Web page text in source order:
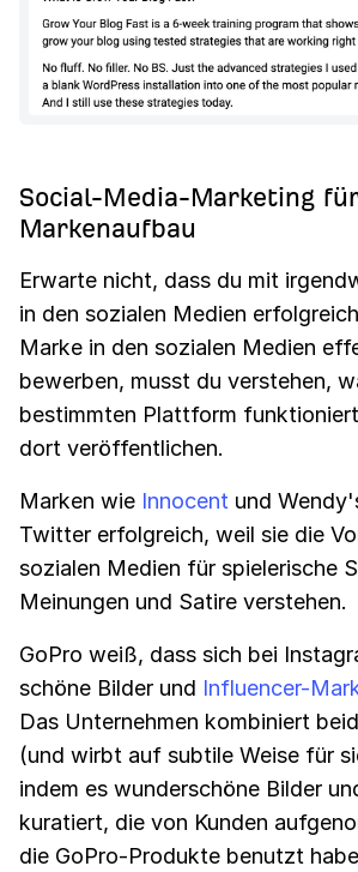
Social-Media-Marketing
Markenaufbau
Erwarte nicht, dass du mit
in den sozialen Medien
Marke in den sozialen Medien
bewerben, musst du verstehen,
bestimmten Plattform
dort veröffentlichen.
Marken wie Innocent und
Twitter erfolgreich, weil sie die
sozialen Medien für spielerische
Meinungen und Satire verstehen.
GoPro weiß, dass sich bei
schöne Bilder und Influencer-
Das Unternehmen kombiniert
(und wirbt auf subtile Weise für
indem es wunderschöne Bilder
kuratiert, die von Kunden
die GoPro-Produkte benutzt